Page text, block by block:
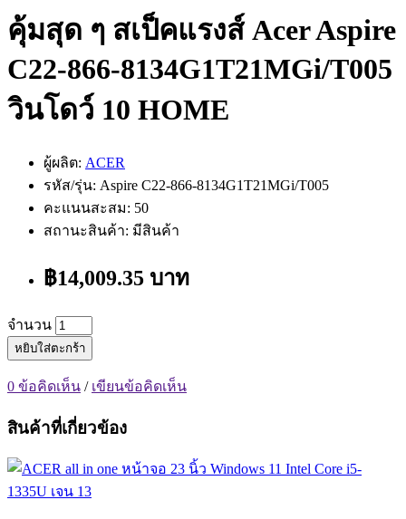
คุ้มสุด ๆ สเป็คแรงส์ Acer Aspire
C22-866-8134G1T21MGi/T005
วินโดว์ 10 HOME
ผู้ผลิต: ACER
รหัส/รุ่น: Aspire C22-866-8134G1T21MGi/T005
คะแนนสะสม: 50
สถานะสินค้า: มีสินค้า
฿14,009.35 บาท
จำนวน
หยิบใส่ตะกร้า
0 ข้อคิดเห็น / เขียนข้อคิดเห็น
สินค้าที่เกี่ยวข้อง